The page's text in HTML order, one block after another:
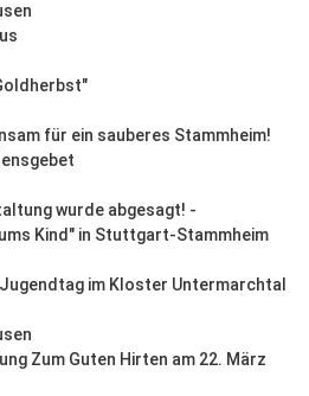
für ein sauberes Stammheim!
wurde abgesagt! -
Kind" in Stuttgart-Stammheim
im Kloster Untermarchtal
Zum Guten Hirten am 22. März